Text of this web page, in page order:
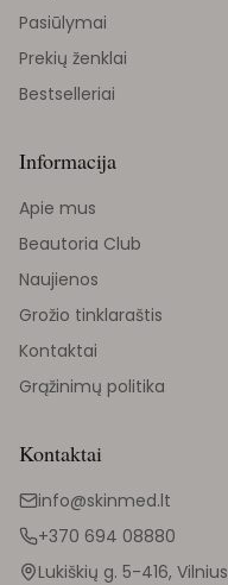
Pasiūlymai
Prekių ženklai
Bestselleriai
Informacija
Apie mus
Beautoria Club
Naujienos
Grožio tinklaraštis
Kontaktai
Grąžinimų politika
Kontaktai
info@skinmed.lt
+370 694 08880
Lukiškių g. 5-416, Vilnius